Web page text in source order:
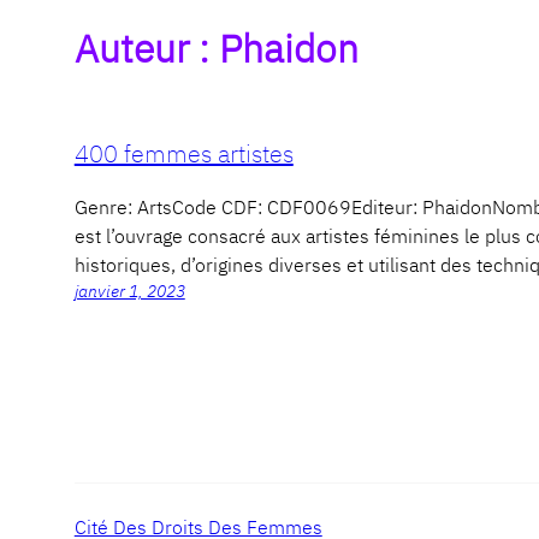
Auteur : Phaidon
400 femmes artistes
Genre: ArtsCode CDF: CDF0069Editeur:
est l’ouvrage consacré aux artistes féminines le
historiques, d’origines diverses et utilisant des
janvier 1, 2023
Cité Des Droits Des Femmes